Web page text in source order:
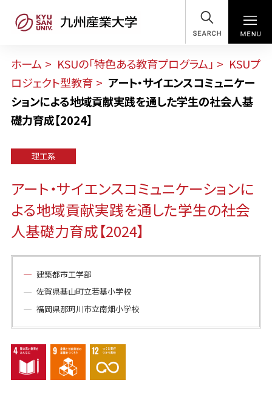
SEARCH
ホーム KSUの「特色ある教育プログラム」
KSUプ
ロジェクト型教育
アート・サイエンスコミュニケー
ションによる地域貢献実践を通した学生の社会人基
礎力育成【2024】
理工系
アート・サイエンスコミュニケーションに
よる地域貢献実践を通した学生の社会
人基礎力育成【2024】
建築都市工学部
佐賀県基山町立若基小学校
福岡県那珂川市立南畑小学校